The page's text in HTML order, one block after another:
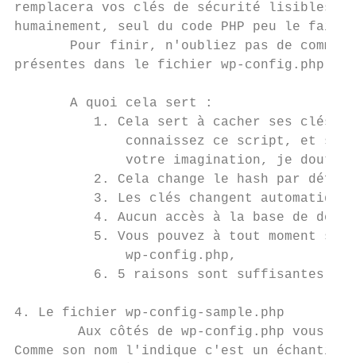
remplacera vos clés de sécurité lisibles
humainement, seul du code PHP peu le
Pour finir, n'oubliez pas de
présentes dans le fichier ​wp-config.php​.
       A quoi cela sert :
1. Cela sert à cacher ses clés
connaissez ce script, et
votre imagination, je doute
2. Cela change le hash par
3. Les clés changent
4. Aucun accès à la base de
5. Vous pouvez à tout moment
              wp-config.php,​
6. 5 raisons sont suffisantes,
4. Le fichier wp-config-sample.php
Aux côtés de ​wp-config.php vous
Comme son nom l'indique c'est un